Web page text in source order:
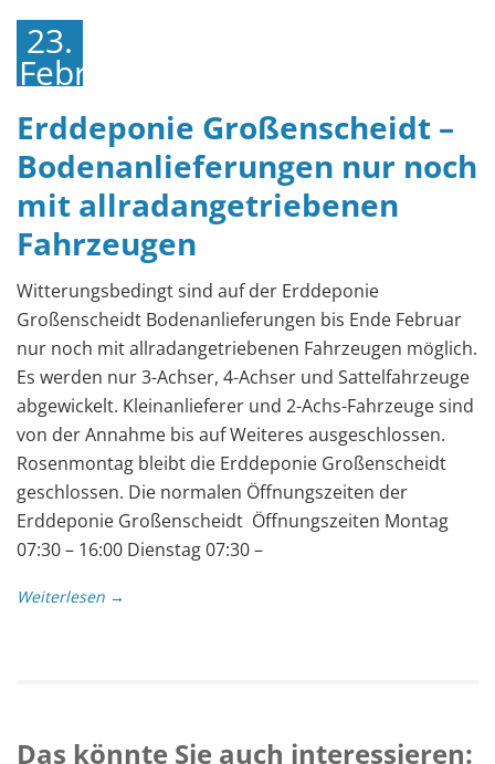
23.
Februar
2022
Erddeponie Großenscheidt –
Bodenanlieferungen nur noch
mit allradangetriebenen
Fahrzeugen
Witterungsbedingt sind auf der Erddeponie
Großenscheidt Bodenanlieferungen bis Ende Februar
nur noch mit allradangetriebenen Fahrzeugen möglich.
Es werden nur 3-Achser, 4-Achser und Sattelfahrzeuge
abgewickelt. Kleinanlieferer und 2-Achs-Fahrzeuge sind
von der Annahme bis auf Weiteres ausgeschlossen.
Rosenmontag bleibt die Erddeponie Großenscheidt
geschlossen. Die normalen Öffnungszeiten der
Erddeponie Großenscheidt Öffnungszeiten Montag
07:30 – 16:00 Dienstag 07:30 –
Weiterlesen →
Das könnte Sie auch interessieren: